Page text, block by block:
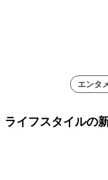
エンタ
ライフスタイルの